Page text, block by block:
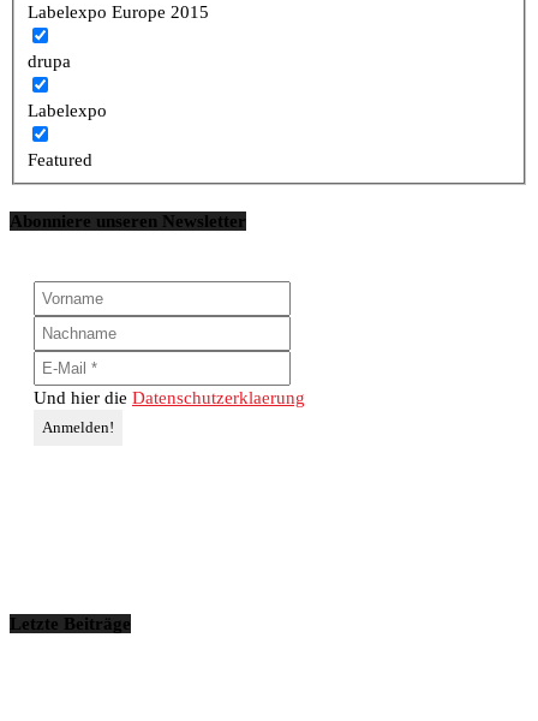
Labelexpo Europe 2015
drupa
Labelexpo
Featured
Abonniere unseren Newsletter
Und hier die Datenschutzerklaerung
Letzte Beiträge